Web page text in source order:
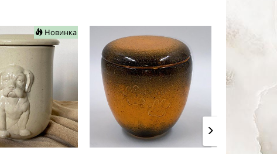
Новинка